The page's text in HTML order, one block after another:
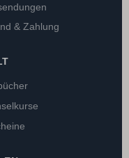
& Zahlung